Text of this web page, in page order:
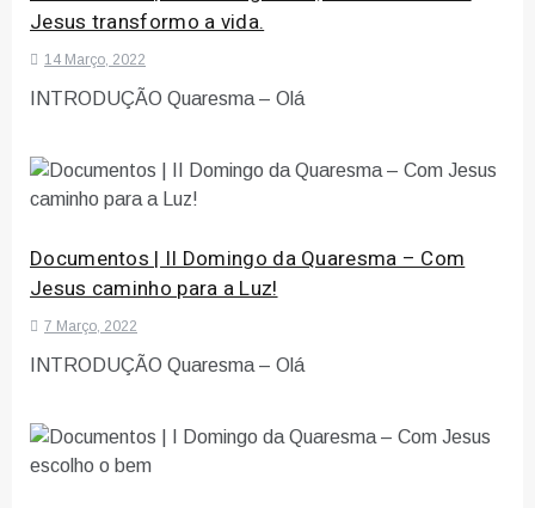
Jesus transformo a vida.
14 Março, 2022
INTRODUÇÃO Quaresma – Olá
Documentos | II Domingo da Quaresma – Com
Jesus caminho para a Luz!
7 Março, 2022
INTRODUÇÃO Quaresma – Olá